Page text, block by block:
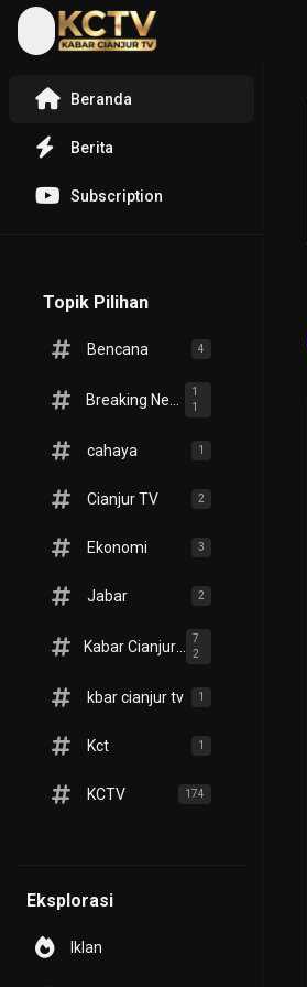
Beranda
Berita
Subscription
Topik Pilihan
Bencana 4
1
1
cahaya 1
Cianjur TV 2
Ekonomi 3
Jabar 2
Kabar Cianjur TV
7
2
kbar cianjur tv 1
Kct 1
KCTV 174
Eksplorasi
Iklan